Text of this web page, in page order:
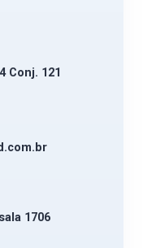
Conj. 121
1706